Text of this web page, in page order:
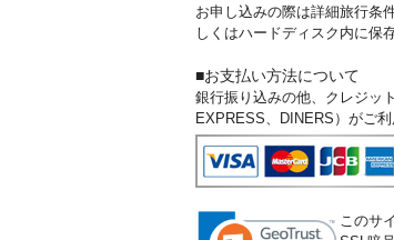
お申し込みの際は詳細旅行条
しくはハードディスク内に保
■お支払い方法について
銀行振り込みの他、クレジッ
EXPRESS、DINERS）がご
このサ